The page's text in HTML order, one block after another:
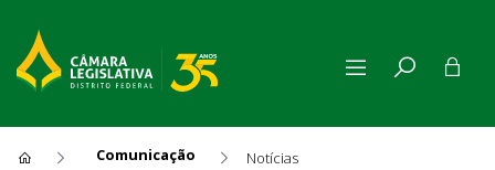
Comunicação
Notícias